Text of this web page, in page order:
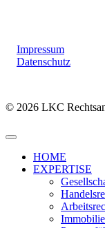
Impressum
Datenschutz
© 2026 LKC
HOME
EXPERTISE